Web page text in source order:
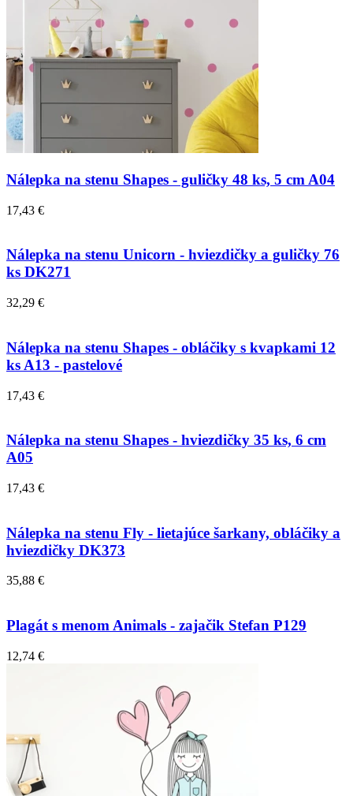
Nálepka na stenu Shapes - guličky 48 ks, 5 cm A04
17,43 €
Nálepka na stenu Unicorn - hviezdičky a guličky 76
ks DK271
32,29 €
Nálepka na stenu Shapes - obláčiky s kvapkami 12
ks A13 - pastelové
17,43 €
Nálepka na stenu Shapes - hviezdičky 35 ks, 6 cm
A05
17,43 €
Nálepka na stenu Fly - lietajúce šarkany, obláčiky a
hviezdičky DK373
35,88 €
Plagát s menom Animals - zajačik Stefan P129
12,74 €